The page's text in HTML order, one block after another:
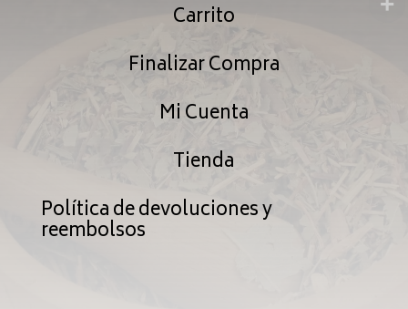
Carrito
Finalizar Compra
Mi Cuenta
Tienda
Política de devoluciones y
reembolsos